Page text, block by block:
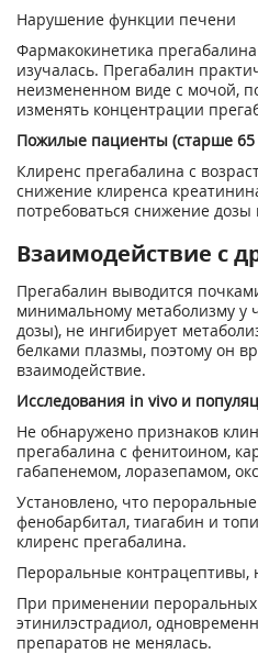
Нарушение функции печени
Фармакокинетика
изучалась. Прегабалин
неизмененном виде с мочой,
изменять концентрации
Пожилые пациенты (старше 65
Клиренс прегабалина с
снижение клиренса
потребоваться снижение
Взаимодействие с
Прегабалин выводится
минимальному метаболизму у
дозы), не ингибирует
белками плазмы, поэтому он
взаимодействие.
Исследования in vivo и
Не обнаружено признаков
прегабалина с фенитоином,
габапенемом, лоразепамом,
Установлено, что
фенобарбитал, тиагабин и
клиренс прегабалина.
Пероральные контрацептивы,
При применении
этинилэстрадиол,
препаратов не менялась.